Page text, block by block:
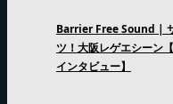
Barrier Free Sound |
ツ！大阪レゲエシーン
インタビュー】